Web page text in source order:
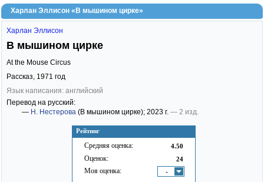
Харлан Эллисон «В мышином цирке»
Рейтинг
Средняя оценка: 4.50
Оценок: 24
Моя оценка: -
Харлан Эллисон
В мышином цирке
At the Mouse Circus
Рассказ, 1971 год
Язык написания: английский
Перевод на русский:
— Н. Нестерова (В мышином цирке); 2023 г. — 2 изд.